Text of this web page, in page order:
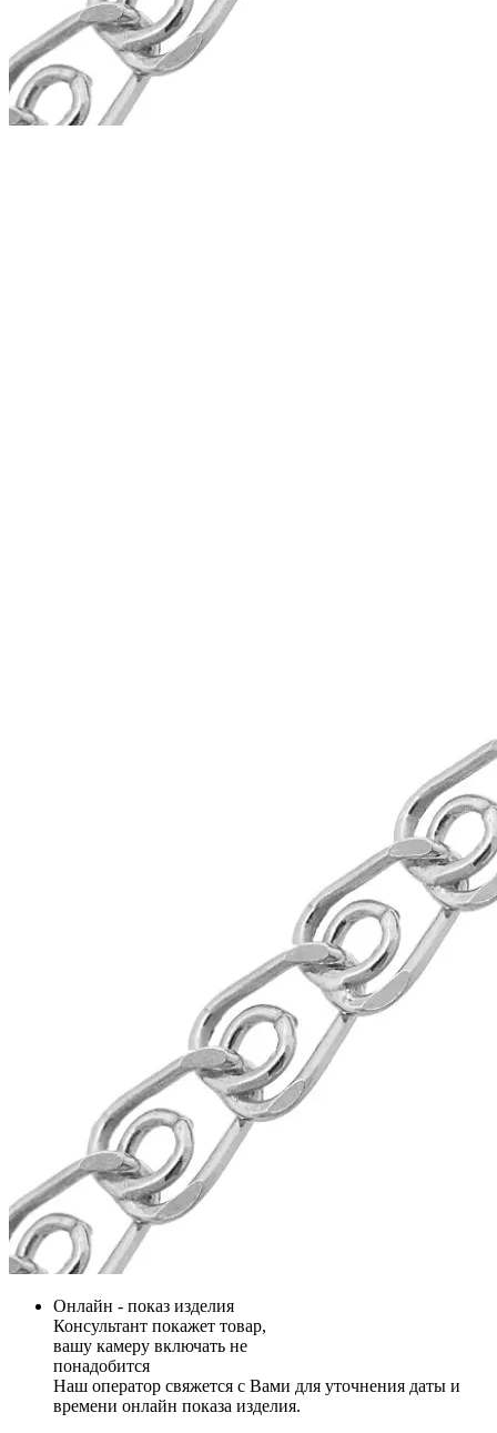
Онлайн - показ изделия
Консультант покажет товар,
вашу камеру включать не
понадобится
Наш оператор свяжется с Вами для уточнения даты и
времени онлайн показа изделия.